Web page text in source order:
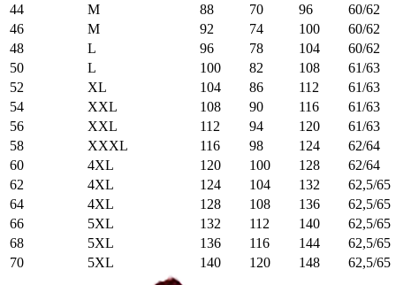
44
M 88 70 96
60/62
46
M 92 74 100
60/62
48
L 96 78 104
60/62
50
L 100 82 108
61/63
52
XL 104 86 112
61/63
54
XXL 108 90 116
61/63
56
XXL 112 94 120
61/63
58
XXXL 116 98 124
62/64
60
4XL 120 100 128
62/64
62
4XL 124 104 132
62,5/65
64
4XL 128 108 136
62,5/65
66
5XL 132 112 140
62,5/65
68
5XL 136 116 144
62,5/65
70
5XL 140 120 148 62,5/65